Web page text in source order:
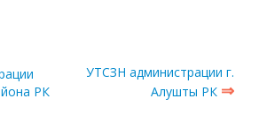
РК
УТСЗН администрации г.
Алушты РК ⇒